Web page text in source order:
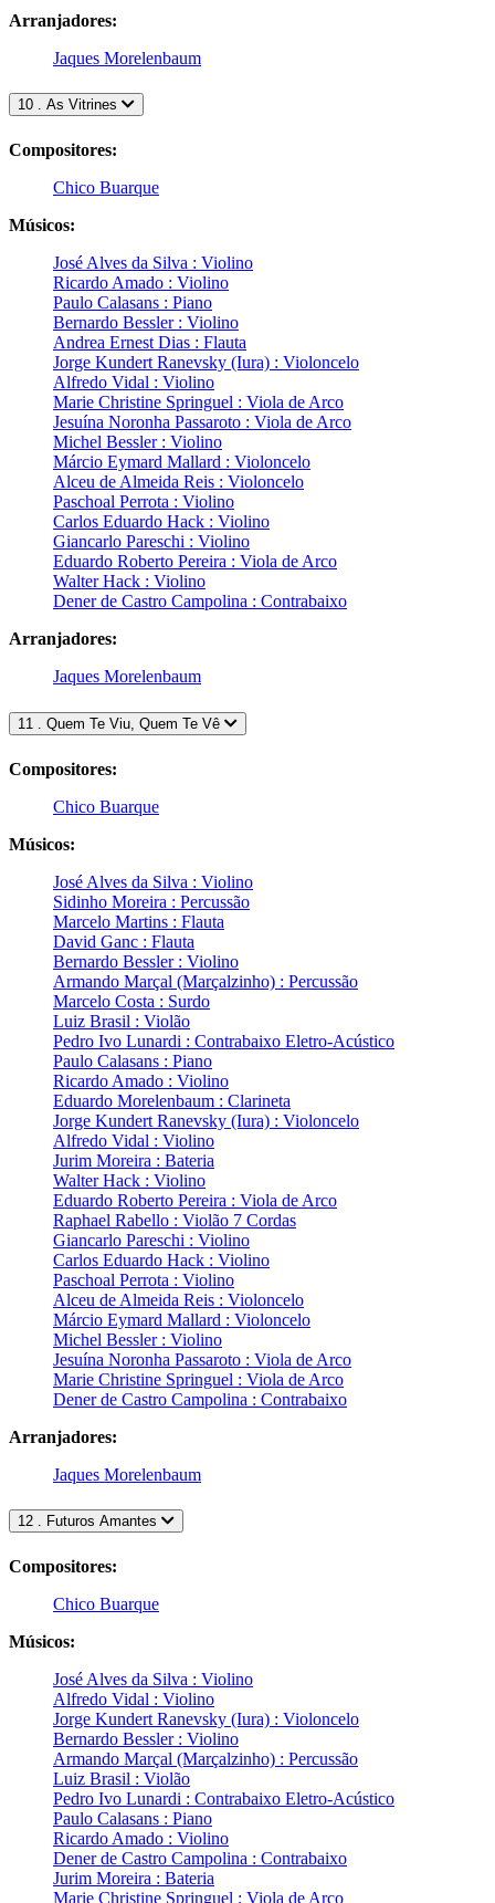
Arranjadores:
Jaques Morelenbaum
10 . As Vitrines
Compositores:
Chico Buarque
Músicos:
José Alves da Silva : Violino
Ricardo Amado : Violino
Paulo Calasans : Piano
Bernardo Bessler : Violino
Andrea Ernest Dias : Flauta
Jorge Kundert Ranevsky (Iura) : Violoncelo
Alfredo Vidal : Violino
Marie Christine Springuel : Viola de Arco
Jesuína Noronha Passaroto : Viola de Arco
Michel Bessler : Violino
Márcio Eymard Mallard : Violoncelo
Alceu de Almeida Reis : Violoncelo
Paschoal Perrota : Violino
Carlos Eduardo Hack : Violino
Giancarlo Pareschi : Violino
Eduardo Roberto Pereira : Viola de Arco
Walter Hack : Violino
Dener de Castro Campolina : Contrabaixo
Arranjadores:
Jaques Morelenbaum
11 . Quem Te Viu, Quem Te Vê
Compositores:
Chico Buarque
Músicos:
José Alves da Silva : Violino
Sidinho Moreira : Percussão
Marcelo Martins : Flauta
David Ganc : Flauta
Bernardo Bessler : Violino
Armando Marçal (Marçalzinho) : Percussão
Marcelo Costa : Surdo
Luiz Brasil : Violão
Pedro Ivo Lunardi : Contrabaixo Eletro-Acústico
Paulo Calasans : Piano
Ricardo Amado : Violino
Eduardo Morelenbaum : Clarineta
Jorge Kundert Ranevsky (Iura) : Violoncelo
Alfredo Vidal : Violino
Jurim Moreira : Bateria
Walter Hack : Violino
Eduardo Roberto Pereira : Viola de Arco
Raphael Rabello : Violão 7 Cordas
Giancarlo Pareschi : Violino
Carlos Eduardo Hack : Violino
Paschoal Perrota : Violino
Alceu de Almeida Reis : Violoncelo
Márcio Eymard Mallard : Violoncelo
Michel Bessler : Violino
Jesuína Noronha Passaroto : Viola de Arco
Marie Christine Springuel : Viola de Arco
Dener de Castro Campolina : Contrabaixo
Arranjadores:
Jaques Morelenbaum
12 . Futuros Amantes
Compositores:
Chico Buarque
Músicos:
José Alves da Silva : Violino
Alfredo Vidal : Violino
Jorge Kundert Ranevsky (Iura) : Violoncelo
Bernardo Bessler : Violino
Armando Marçal (Marçalzinho) : Percussão
Luiz Brasil : Violão
Pedro Ivo Lunardi : Contrabaixo Eletro-Acústico
Paulo Calasans : Piano
Ricardo Amado : Violino
Dener de Castro Campolina : Contrabaixo
Jurim Moreira : Bateria
Marie Christine Springuel : Viola de Arco